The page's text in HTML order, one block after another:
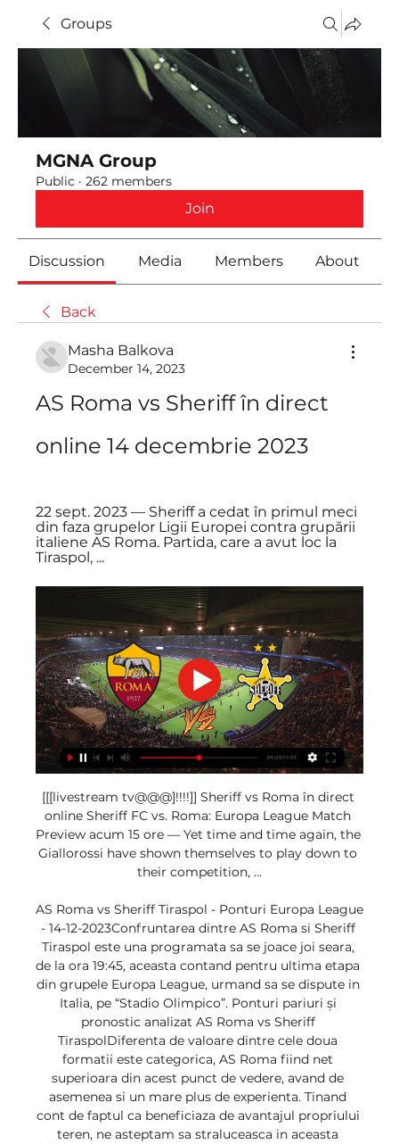
Groups
MGNA Group
Public · 262 members
Join
Discussion Media Members About
Back
Masha Balkova
December 14, 2023
AS Roma vs Sheriff în direct
online 14 decembrie 2023
22 sept. 2023 — Sheriff a cedat în primul meci
din faza grupelor Ligii Europei contra grupării
italiene AS Roma. Partida, care a avut loc la
Tiraspol, ...
[[[livestream tv@@@]!!!!]] Sheriff vs Roma în direct
online Sheriff FC vs. Roma: Europa League Match
Preview acum 15 ore — Yet time and time again, the
Giallorossi have shown themselves to play down to
their competition, ...
AS Roma vs Sheriff Tiraspol - Ponturi Europa League
- 14-12-2023Confruntarea dintre AS Roma si Sheriff
Tiraspol este una programata sa se joace joi seara,
de la ora 19:45, aceasta contand pentru ultima etapa
din grupele Europa League, urmand sa se dispute in
Italia, pe “Stadio Olimpico”. Ponturi pariuri și
pronostic analizat AS Roma vs Sheriff
TiraspolDiferenta de valoare dintre cele doua
formatii este categorica, AS Roma fiind net
superioara din acest punct de vedere, avand de
asemenea si un mare plus de experienta. Tinand
cont de faptul ca beneficiaza de avantajul propriului
teren, ne asteptam sa straluceasca in aceasta